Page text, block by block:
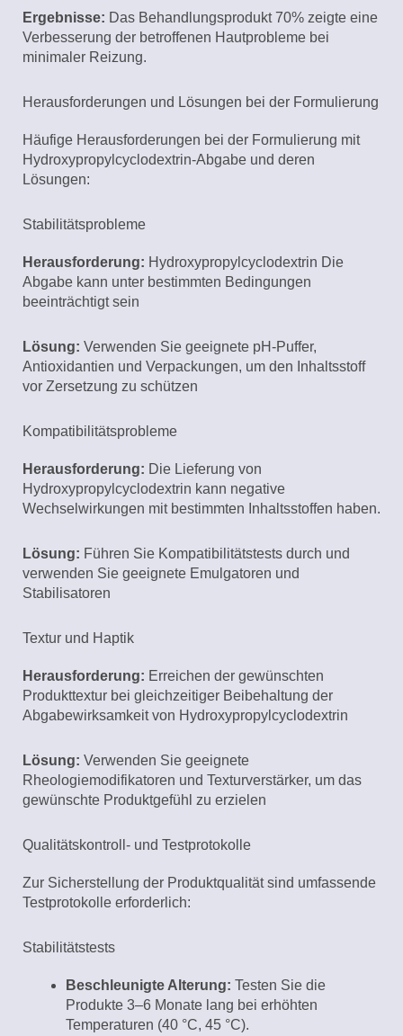
Ergebnisse: Das Behandlungsprodukt 70% zeigte eine
Verbesserung der betroffenen Hautprobleme bei
minimaler Reizung.
Herausforderungen und Lösungen bei der Formulierung
Häufige Herausforderungen bei der Formulierung mit
Hydroxypropylcyclodextrin-Abgabe und deren
Lösungen:
Stabilitätsprobleme
Herausforderung: Hydroxypropylcyclodextrin Die
Abgabe kann unter bestimmten Bedingungen
beeinträchtigt sein
Lösung: Verwenden Sie geeignete pH-Puffer,
Antioxidantien und Verpackungen, um den Inhaltsstoff
vor Zersetzung zu schützen
Kompatibilitätsprobleme
Herausforderung: Die Lieferung von
Hydroxypropylcyclodextrin kann negative
Wechselwirkungen mit bestimmten Inhaltsstoffen haben.
Lösung: Führen Sie Kompatibilitätstests durch und
verwenden Sie geeignete Emulgatoren und
Stabilisatoren
Textur und Haptik
Herausforderung: Erreichen der gewünschten
Produkttextur bei gleichzeitiger Beibehaltung der
Abgabewirksamkeit von Hydroxypropylcyclodextrin
Lösung: Verwenden Sie geeignete
Rheologiemodifikatoren und Texturverstärker, um das
gewünschte Produktgefühl zu erzielen
Qualitätskontroll- und Testprotokolle
Zur Sicherstellung der Produktqualität sind umfassende
Testprotokolle erforderlich:
Stabilitätstests
Beschleunigte Alterung: Testen Sie die
Produkte 3–6 Monate lang bei erhöhten
Temperaturen (40 °C, 45 °C).